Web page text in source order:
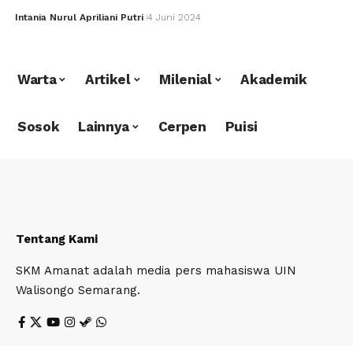
Intania Nurul Apriliani Putri 4 Juni 2024
Warta Artikel Milenial Akademik
Sosok Lainnya Cerpen Puisi
Tentang Kami
SKM Amanat adalah media pers mahasiswa UIN
Walisongo Semarang.